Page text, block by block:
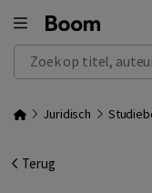
Zoek op titel, auteur,
Juridisch
Terug